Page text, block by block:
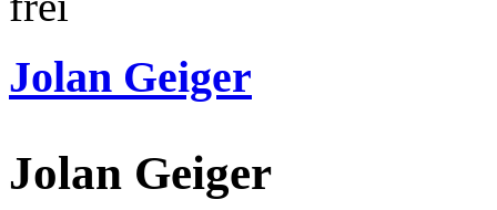
Jolan Geiger
Jolan Geiger